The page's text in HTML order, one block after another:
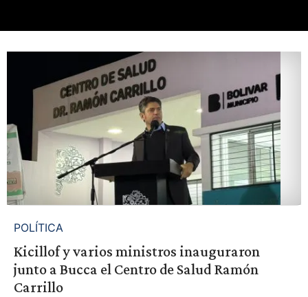
POLÍTICA
Kicillof y varios ministros inauguraron
junto a Bucca el Centro de Salud Ramón
Carrillo